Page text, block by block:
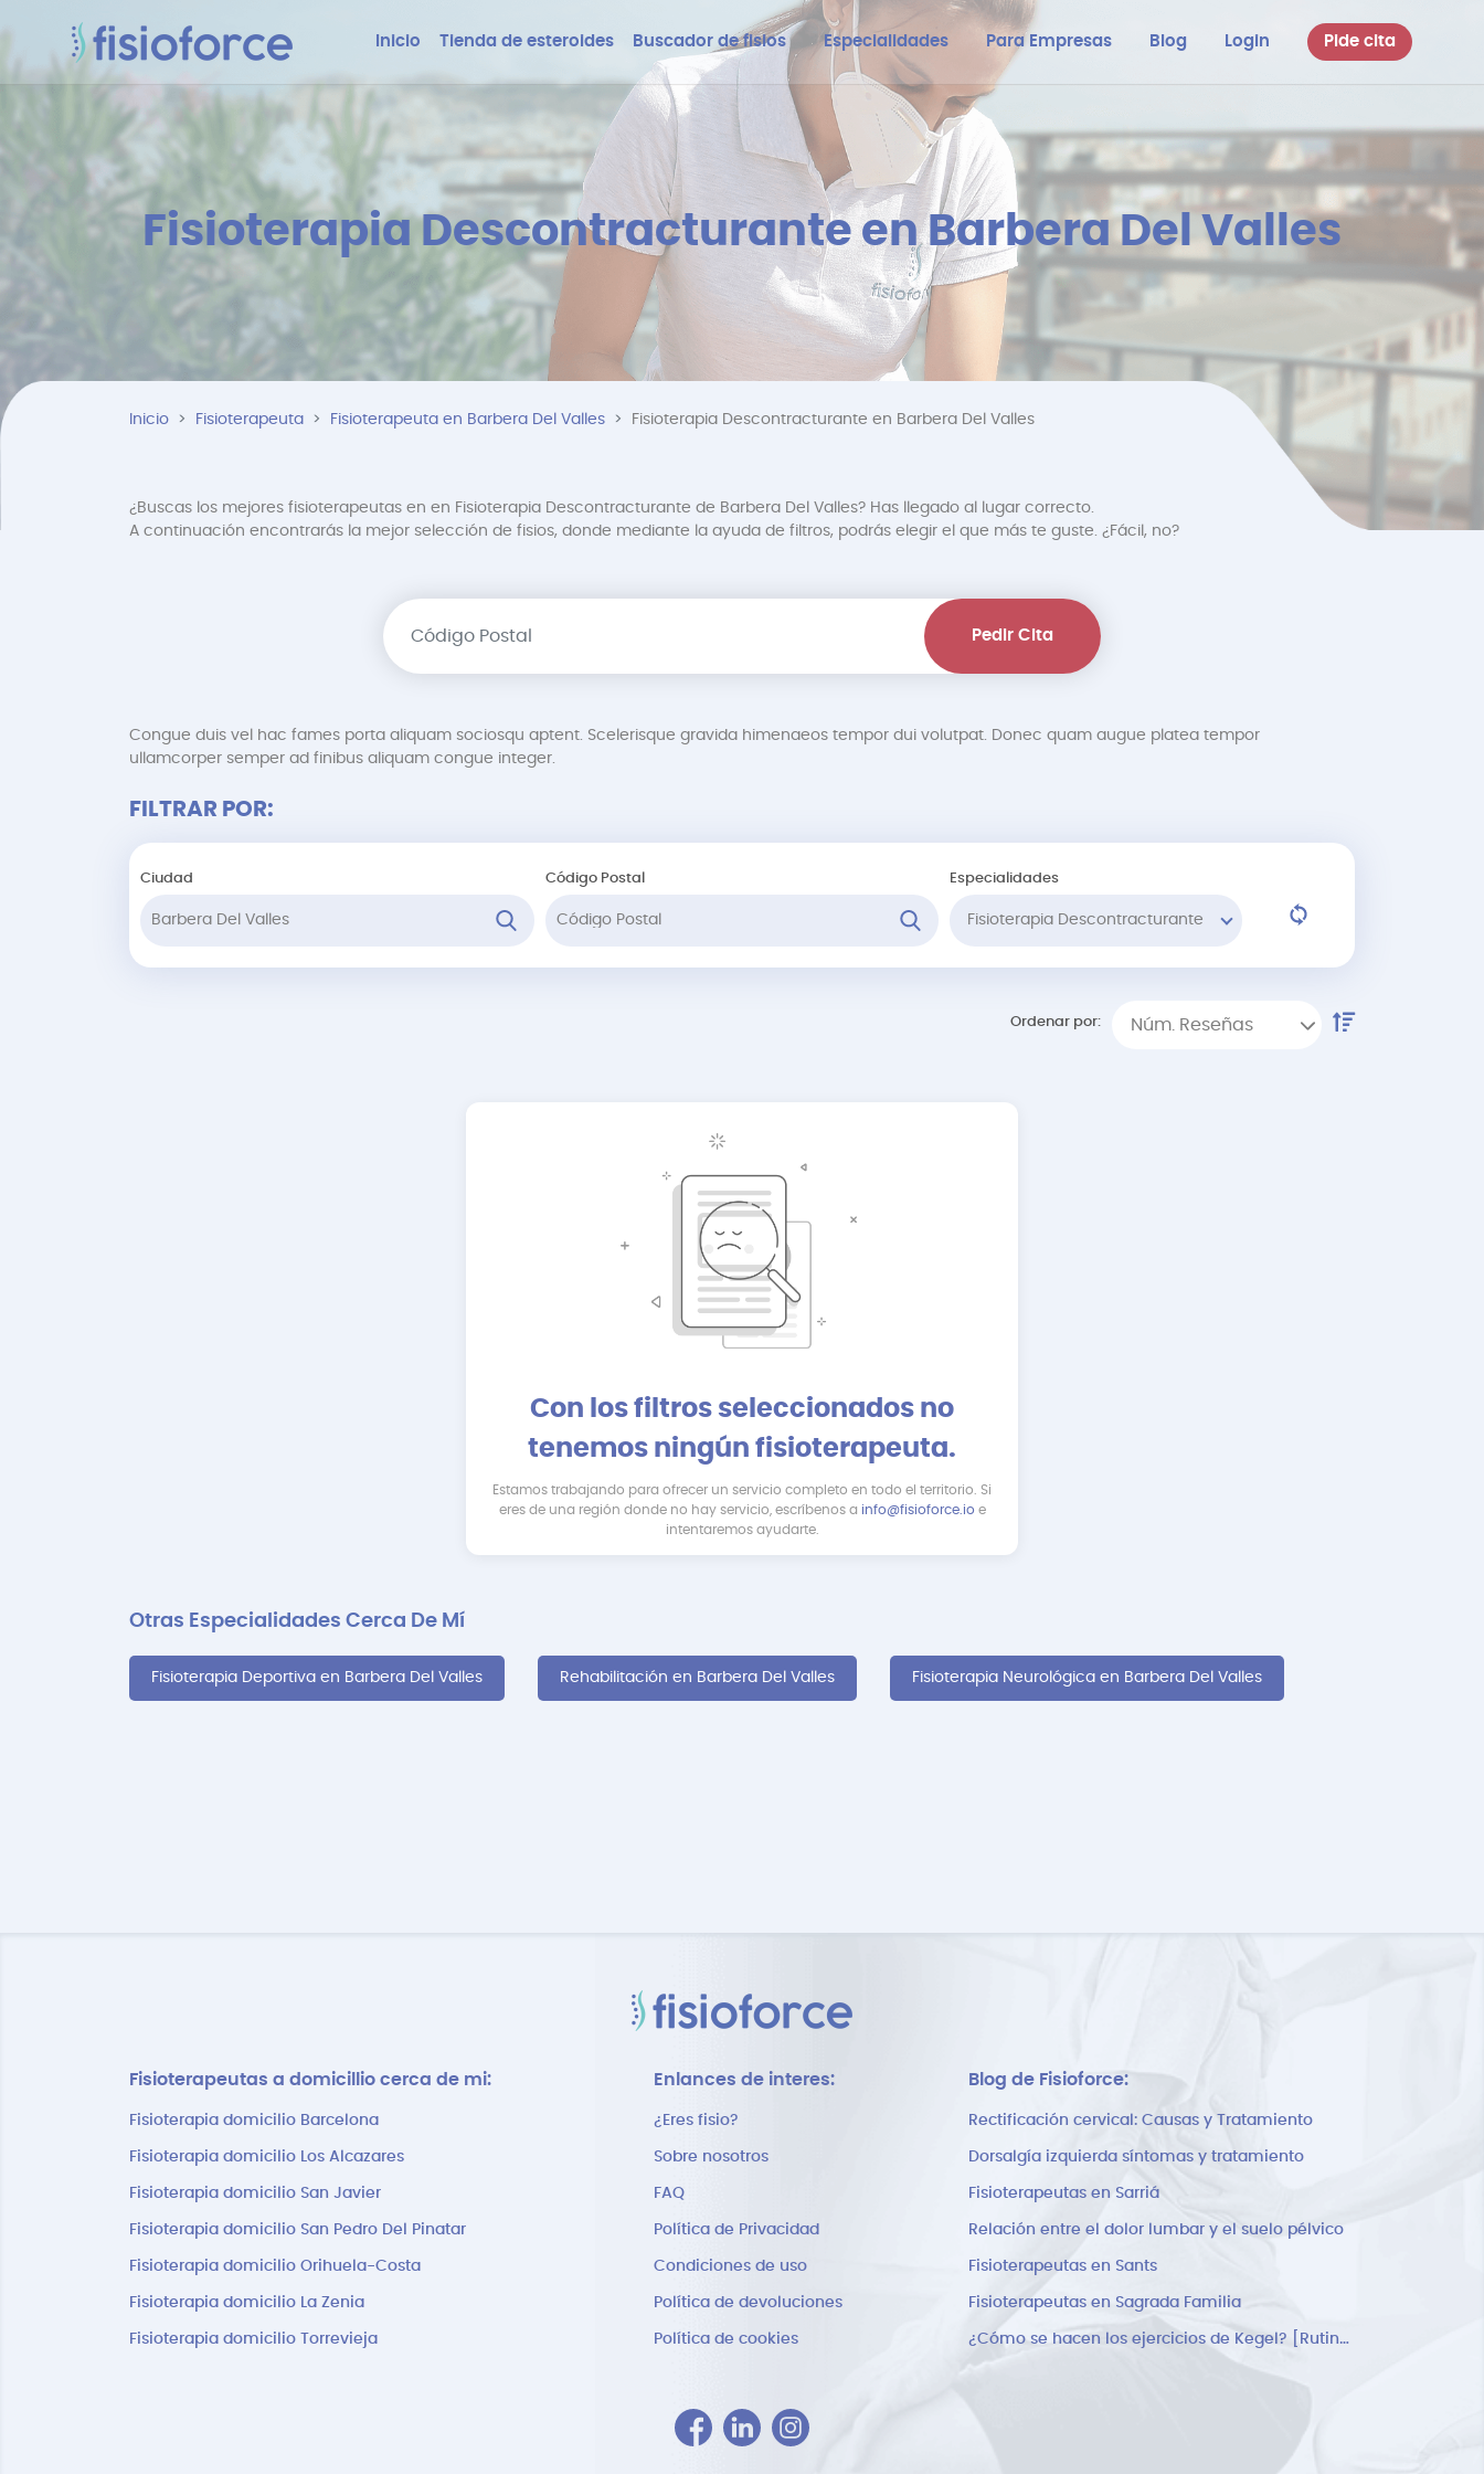
Inicio Tienda de esteroides Buscador de fisios Especialidades Para Empresas Blog Login Pide cita
Fisioterapia Descontracturante en Barbera Del Valles
Inicio Fisioterapeuta Fisioterapeuta en Barbera Del Valles Fisioterapia Descontracturante en Barbera Del Valles
¿Buscas los mejores fisioterapeutas en en Fisioterapia Descontracturante de Barbera Del Valles? Has llegado al lugar correcto.
A continuación encontrarás la mejor selección de fisios, donde mediante la ayuda de filtros, podrás elegir el que más te guste. ¿Fácil, no?
Pedir Cita
Congue duis vel hac fames porta aliquam sociosqu aptent. Scelerisque gravida himenaeos tempor dui volutpat. Donec quam augue platea tempor
ullamcorper semper ad finibus aliquam congue integer.
FILTRAR POR:
Ciudad Código Postal Especialidades
Fisioterapia Descontracturante
Ordenar por: Núm. Reseñas
Con los filtros seleccionados no
tenemos ningún fisioterapeuta.
Estamos trabajando para ofrecer un servicio completo en todo el territorio. Si
eres de una región donde no hay servicio, escríbenos a info@fisioforce.io e
intentaremos ayudarte.
Otras Especialidades Cerca De Mí
Fisioterapia Deportiva en Barbera Del Valles Rehabilitación en Barbera Del Valles Fisioterapia Neurológica en Barbera Del Valles
Fisioterapeutas a domicillio cerca de mi:
Fisioterapia domicilio Barcelona
Fisioterapia domicilio Los Alcazares
Fisioterapia domicilio San Javier
Fisioterapia domicilio San Pedro Del Pinatar
Fisioterapia domicilio Orihuela-Costa
Fisioterapia domicilio La Zenia
Fisioterapia domicilio Torrevieja
Enlances de interes:
¿Eres fisio?
Sobre nosotros
FAQ
Política de Privacidad
Condiciones de uso
Política de devoluciones
Política de cookies
Blog de Fisioforce:
Rectificación cervical: Causas y Tratamiento
Dorsalgía izquierda síntomas y tratamiento
Fisioterapeutas en Sarriá
Relación entre el dolor lumbar y el suelo pélvico
Fisioterapeutas en Sants
Fisioterapeutas en Sagrada Familia
¿Cómo se hacen los ejercicios de Kegel? [Rutina]